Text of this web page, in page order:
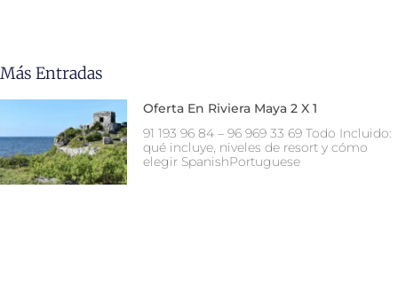
Más Entradas
Oferta En Riviera Maya 2 X 1
91 193 96 84 – 96 969 33 69 Todo Incluido:
qué incluye, niveles de resort y cómo
elegir SpanishPortuguese